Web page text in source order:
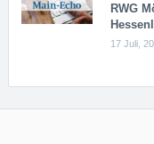
RWG
17 Juli,